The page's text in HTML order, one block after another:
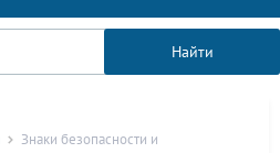
Найти
Знаки безопасности и